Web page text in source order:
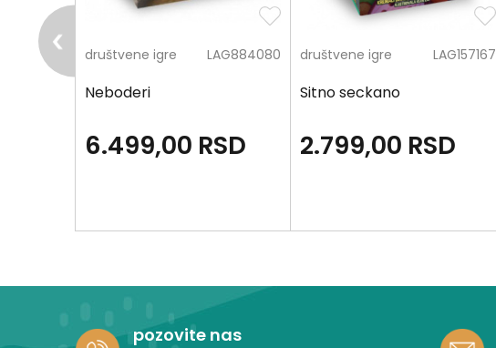
društvene igre LAG884080
Neboderi
6.499,00 RSD
društvene igre LAG157167
Sitno seckano
2.799,00 RSD
pozovite nas